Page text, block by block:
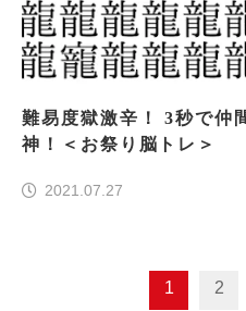
難易度獄激辛！ 3秒で仲
神！＜お祭り脳トレ＞
2021.07.27
1 2